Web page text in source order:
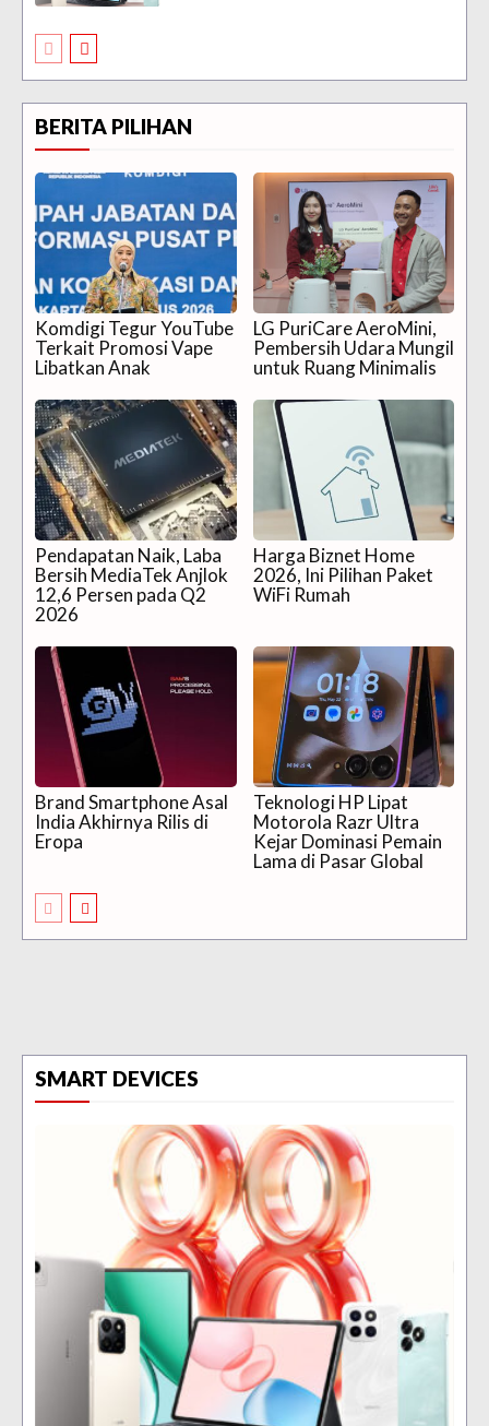
BERITA PILIHAN
Komdigi Tegur YouTube
Terkait Promosi Vape
Libatkan Anak
LG PuriCare AeroMini,
Pembersih Udara Mungil
untuk Ruang Minimalis
Pendapatan Naik, Laba
Bersih MediaTek Anjlok
12,6 Persen pada Q2
2026
Harga Biznet Home
2026, Ini Pilihan Paket
WiFi Rumah
Brand Smartphone Asal
India Akhirnya Rilis di
Eropa
Teknologi HP Lipat
Motorola Razr Ultra
Kejar Dominasi Pemain
Lama di Pasar Global
SMART DEVICES